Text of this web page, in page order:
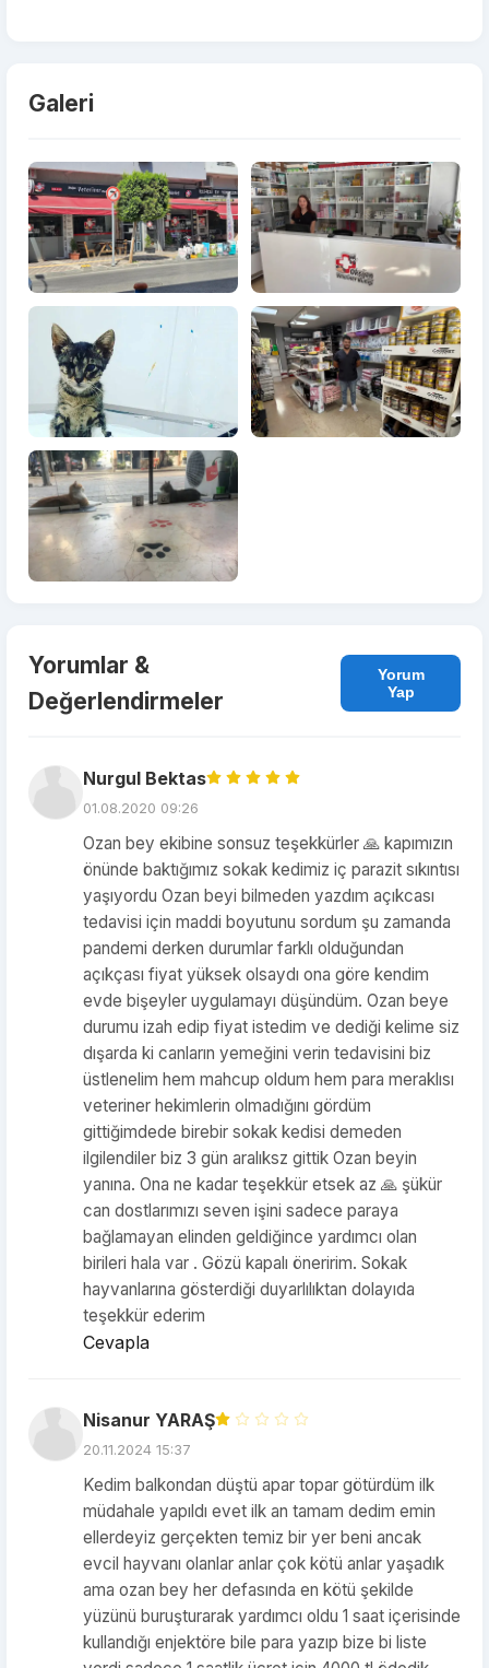
Galeri
Yorumlar &
Değerlendirmeler
Yorum
Yap
Nurgul Bektas
01.08.2020 09:26
Ozan bey ekibine sonsuz teşekkürler 🙏 kapımızın
önünde baktığımız sokak kedimiz iç parazit sıkıntısı
yaşıyordu Ozan beyi bilmeden yazdım açıkcası
tedavisi için maddi boyutunu sordum şu zamanda
pandemi derken durumlar farklı olduğundan
açıkçası fiyat yüksek olsaydı ona göre kendim
evde bişeyler uygulamayı düşündüm. Ozan beye
durumu izah edip fiyat istedim ve dediği kelime siz
dışarda ki canların yemeğini verin tedavisini biz
üstlenelim hem mahcup oldum hem para meraklısı
veteriner hekimlerin olmadığını gördüm
gittiğimdede birebir sokak kedisi demeden
ilgilendiler biz 3 gün aralıksz gittik Ozan beyin
yanına. Ona ne kadar teşekkür etsek az 🙏 şükür
can dostlarımızı seven işini sadece paraya
bağlamayan elinden geldiğince yardımcı olan
birileri hala var . Gözü kapalı öneririm. Sokak
hayvanlarına gösterdiği duyarlılıktan dolayıda
teşekkür ederim
Cevapla
Nisanur YARAŞ
20.11.2024 15:37
Kedim balkondan düştü apar topar götürdüm ilk
müdahale yapıldı evet ilk an tamam dedim emin
ellerdeyiz gerçekten temiz bir yer beni ancak
evcil hayvanı olanlar anlar çok kötü anlar yaşadık
ama ozan bey her defasında en kötü şekilde
yüzünü buruşturarak yardımcı oldu 1 saat içerisinde
kullandığı enjektöre bile para yazıp bize bi liste